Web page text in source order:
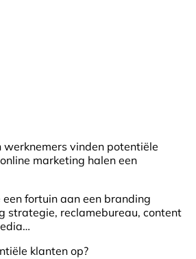
werknemers vinden potentiële
marketing halen een
fortuin aan een branding
strategie, reclamebureau, content
klanten op?